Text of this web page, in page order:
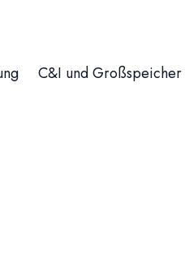
C&I und Großspeicher